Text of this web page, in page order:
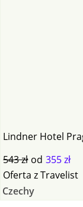
Lindner Hotel
543 zł od 355 zł
Oferta zTravelist
Czechy